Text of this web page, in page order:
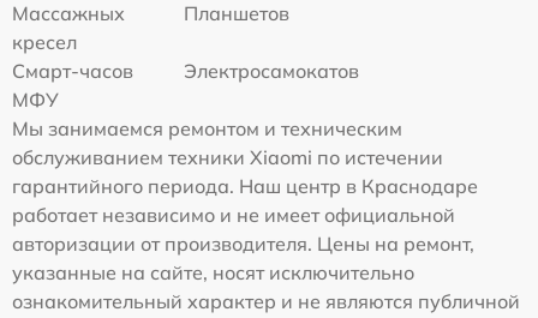
Массажных
кресел
Планшетов
Смарт-часов
Электросамокатов
МФУ
Мы занимаемся ремонтом и техническим
обслуживанием техники Xiaomi по истечении
гарантийного периода. Наш центр в Краснодаре
работает независимо и не имеет официальной
авторизации от производителя. Цены на ремонт,
указанные на сайте, носят исключительно
ознакомительный характер и не являются публичной